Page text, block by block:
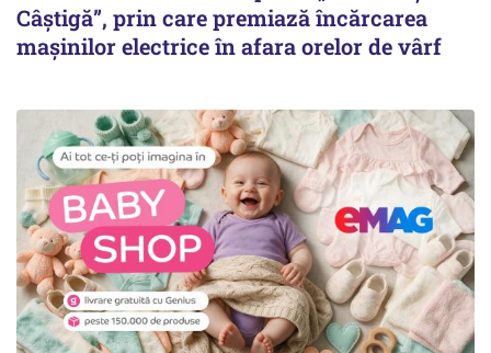
Câștigă”, prin care premiază încărcarea
mașinilor electrice în afara orelor de vârf